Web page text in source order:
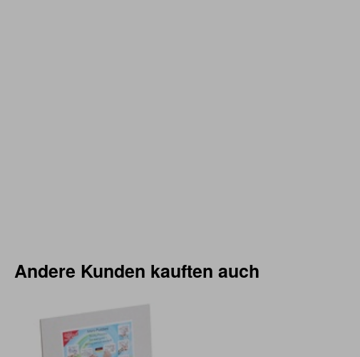
Andere Kunden kauften auch